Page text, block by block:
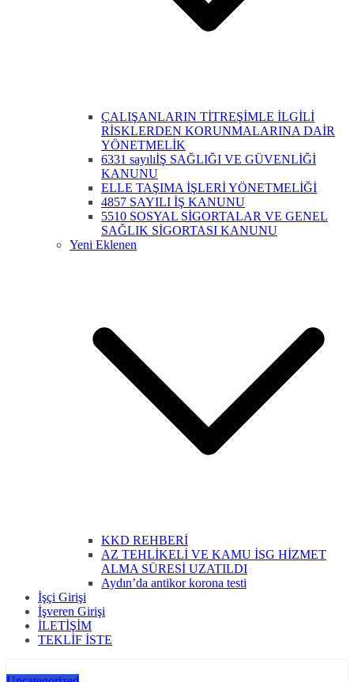
ÇALIŞANLARIN TİTREŞİMLE İLGİLİ
RİSKLERDEN KORUNMALARINA DAİR
YÖNETMELİK
6331 sayılıİŞ SAĞLIĞI VE GÜVENLİĞİ
KANUNU
ELLE TAŞIMA İŞLERİ YÖNETMELİĞİ
4857 SAYILI İŞ KANUNU
5510 SOSYAL SİGORTALAR VE GENEL
SAĞLIK SİGORTASI KANUNU
Yeni Eklenen
KKD REHBERİ
AZ TEHLİKELİ VE KAMU İSG HİZMET
ALMA SÜRESİ UZATILDI
Aydın’da antikor korona testi
İşçi Girişi
İşveren Girişi
İLETİŞİM
TEKLİF İSTE